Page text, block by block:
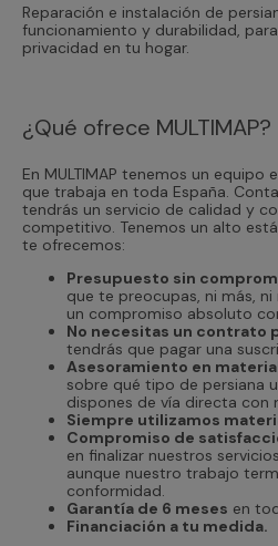
Reparación e instalación de
funcionamiento y durabilidad,
privacidad en tu hogar.
¿Qué ofrece MULTIMAP?
En MULTIMAP tenemos un equipo
que trabaja en toda España.
tendrás un servicio de calidad y
competitivo. Tenemos un alto
te ofrecemos:
Presupuesto sin
que te preocupas, ni más,
un compromiso absoluto
No necesitas un contrato
tendrás que pagar una
Asesoramiento en
sobre qué tipo de persiana
dispones de vía directa con
Siempre utilizamos
Compromiso de
en finalizar nuestros
aunque nuestro trabajo
conformidad.
Garantía de 6 meses en
Financiación a tu medida.